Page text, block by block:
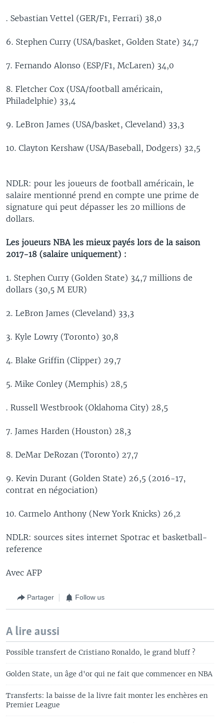
. Sebastian Vettel (GER/F1, Ferrari) 38,0
6. Stephen Curry (USA/basket, Golden State) 34,7
7. Fernando Alonso (ESP/F1, McLaren) 34,0
8. Fletcher Cox (USA/football américain,
Philadelphie) 33,4
9. LeBron James (USA/basket, Cleveland) 33,3
10. Clayton Kershaw (USA/Baseball, Dodgers) 32,5
NDLR: pour les joueurs de football américain, le
salaire mentionné prend en compte une prime de
signature qui peut dépasser les 20 millions de
dollars.
Les joueurs NBA les mieux payés lors de la saison
2017-18 (salaire uniquement) :
1. Stephen Curry (Golden State) 34,7 millions de
dollars (30,5 M EUR)
2. LeBron James (Cleveland) 33,3
3. Kyle Lowry (Toronto) 30,8
4. Blake Griffin (Clipper) 29,7
5. Mike Conley (Memphis) 28,5
. Russell Westbrook (Oklahoma City) 28,5
7. James Harden (Houston) 28,3
8. DeMar DeRozan (Toronto) 27,7
9. Kevin Durant (Golden State) 26,5 (2016-17,
contrat en négociation)
10. Carmelo Anthony (New York Knicks) 26,2
NDLR: sources sites internet Spotrac et basketball-
reference
Avec AFP
Partager Follow us
A lire aussi
Possible transfert de Cristiano Ronaldo, le grand bluff ?
Golden State, un âge d'or qui ne fait que commencer en NBA
Transferts: la baisse de la livre fait monter les enchères en
Premier League